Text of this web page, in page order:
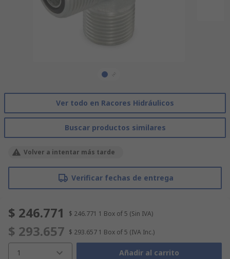
Ver todo en Racores Hidráulicos
Buscar productos similares
Volver a intentar más tarde
Verificar fechas de entrega
$ 246.771 $ 246.771 1 Box of 5 (Sin IVA)
$ 293.657 $ 293.657 1 Box of 5 (IVA Inc.)
1 Añadir al carrito